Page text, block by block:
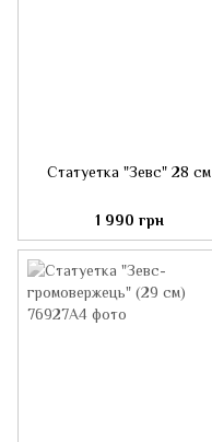
Статуетка "Зевс" 28 см
1 990 грн